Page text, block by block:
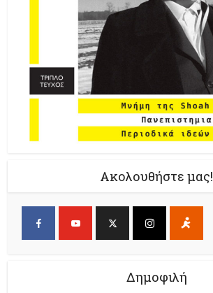
Ακολουθήστε μας!
Δημοφιλή